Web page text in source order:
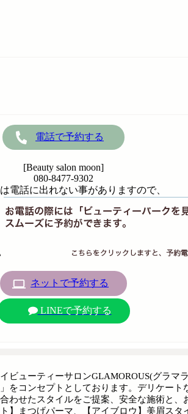
電話で予約する
[Beauty salon moon]
080-8477-9302
電話に出れない事がありますので、
ネットで予約する
LINEで予約する
ビューティーサロンGLAMOROUS(グラマ
をコンセプトとしております。デリケー
わせたスタイルをご提案、安全な施術と
】まつげパーマ、【アイブロウ】美眉スタ